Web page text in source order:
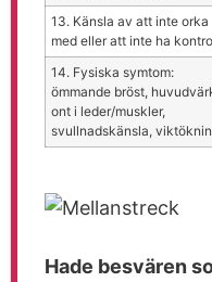
13. Känsla av att inte orka
med eller att inte ha
14. Fysiska symtom:
ömmande bröst,
ont i leder/muskler,
svullnadskänsla,
Hade besvären